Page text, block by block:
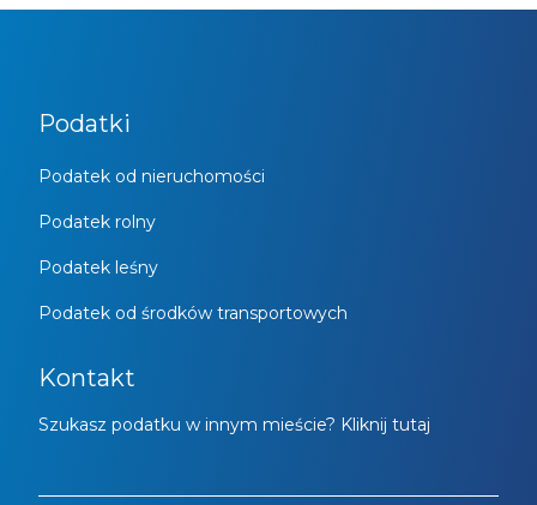
Podatki
Podatek od nieruchomości
Podatek rolny
Podatek leśny
Podatek od środków transportowych
Kontakt
Szukasz podatku w innym mieście? Kliknij tutaj